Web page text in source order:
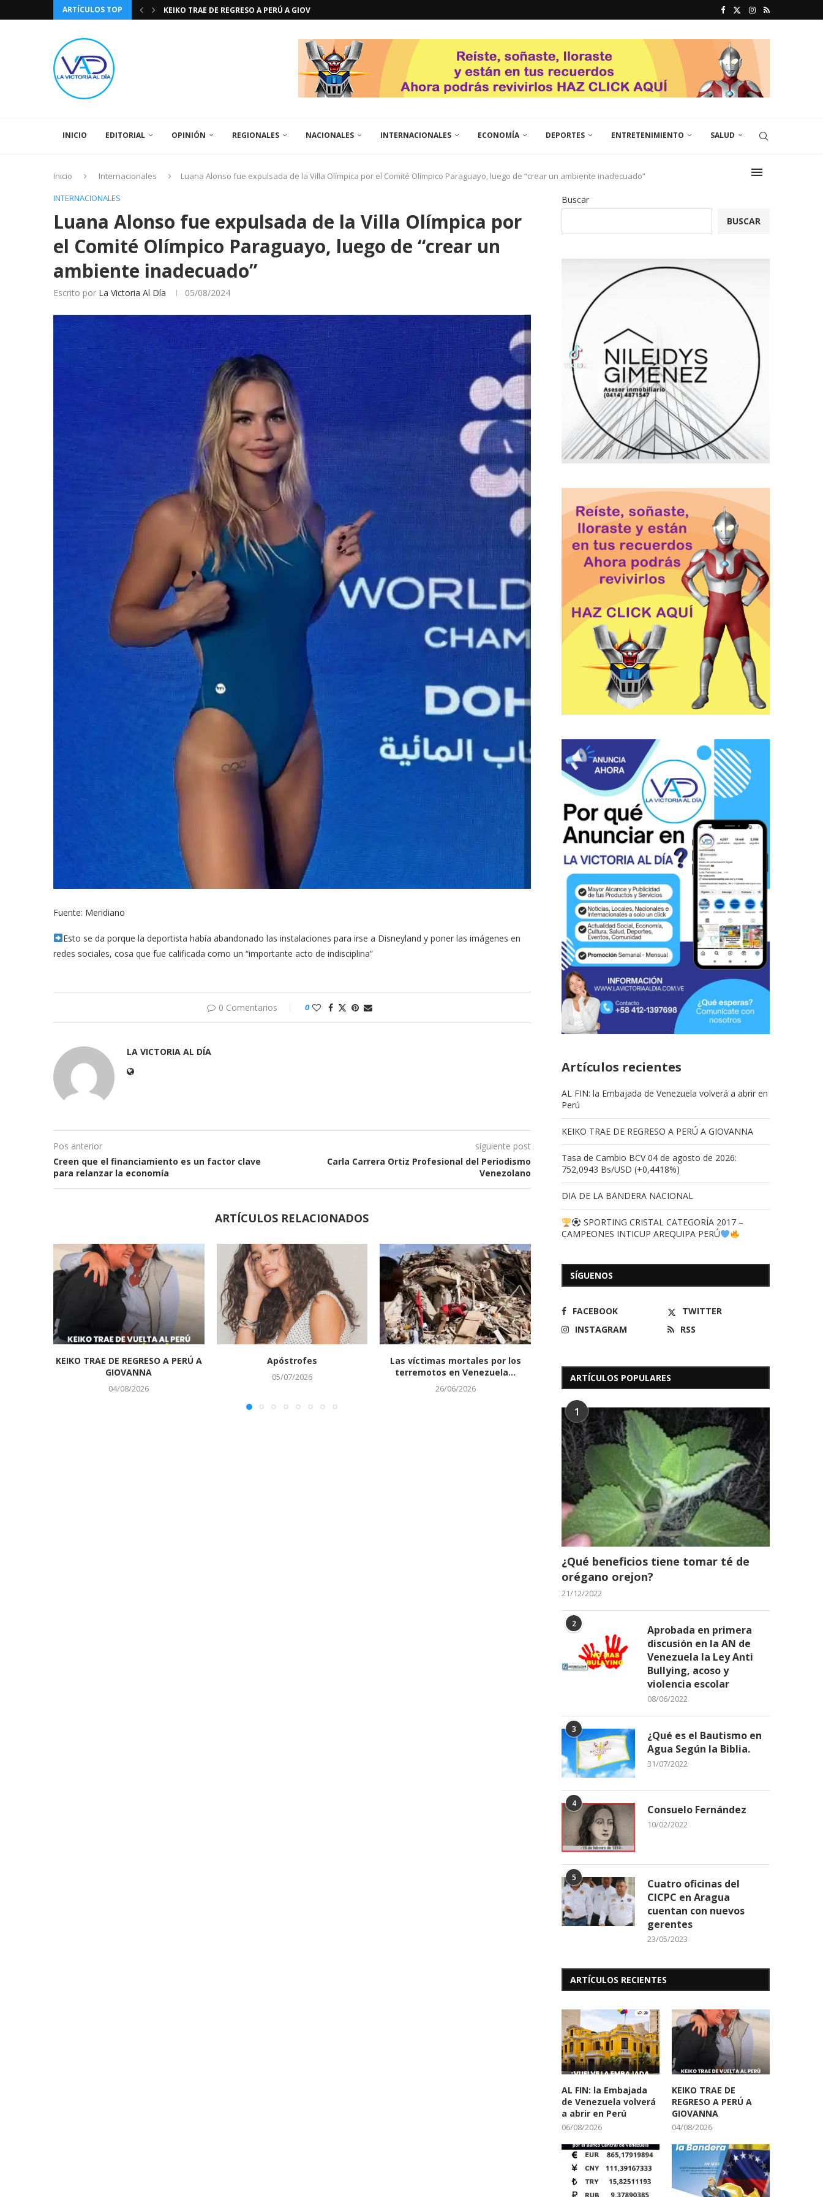
ARTÍCULOS TOP
KEIKO TRAE DE REGRESO A PERÚ A GIOVANNA
INICIO EDITORIAL OPINIÓN REGIONALES NACIONALES INTERNACIONALES ECONOMÍA DEPORTES ENTRETENIMIENTO SALUD
Inicio Internacionales
Luana Alonso fue expulsada de la Villa Olímpica por el Comité Olímpico Paraguayo, luego de “crear un ambiente inadecuado”
INTERNACIONALES
Luana Alonso fue expulsada de la Villa Olímpica por
el Comité Olímpico Paraguayo, luego de “crear un
ambiente inadecuado”
Escrito por La Victoria Al Día 05/08/2024
Fuente: Meridiano
Esto se da porque la deportista había abandonado las instalaciones para irse a Disneyland y poner las imágenes en
redes sociales, cosa que fue calificada como un “importante acto de indisciplina”
0 Comentarios 0
LA VICTORIA AL DÍA
Pos anterior
Creen que el financiamiento es un factor clave
para relanzar la economía
siguiente post
Carla Carrera Ortiz Profesional del Periodismo
Venezolano
ARTÍCULOS RELACIONADOS
KEIKO TRAE DE REGRESO A PERÚ A
GIOVANNA
04/08/2026
Apóstrofes
05/07/2026
Las víctimas mortales por los
terremotos en Venezuela...
26/06/2026
14/06/2026
01/04/2026
Buscar
BUSCAR
Artículos recientes
AL FIN: la Embajada de Venezuela volverá a abrir en
Perú
KEIKO TRAE DE REGRESO A PERÚ A GIOVANNA
Tasa de Cambio BCV 04 de agosto de 2026:
752,0943 Bs/USD (+0,4418%)
DIA DE LA BANDERA NACIONAL
SPORTING CRISTAL CATEGORÍA 2017 –
CAMPEONES INTICUP AREQUIPA PERÚ
SÍGUENOS
FACEBOOK
TWITTER
INSTAGRAM
RSS
ARTÍCULOS POPULARES
1
¿Qué beneficios tiene tomar té de
orégano orejon?
21/12/2022
2
Aprobada en primera
discusión en la AN de
Venezuela la Ley Anti
Bullying, acoso y
violencia escolar
08/06/2022
3
¿Qué es el Bautismo en
Agua Según la Biblia.
31/07/2022
4 Consuelo Fernández
10/02/2022
5
Cuatro oficinas del
CICPC en Aragua
cuentan con nuevos
gerentes
23/05/2023
ARTÍCULOS RECIENTES
AL FIN: la Embajada
de Venezuela volverá
a abrir en Perú
06/08/2026
KEIKO TRAE DE
REGRESO A PERÚ A
GIOVANNA
04/08/2026